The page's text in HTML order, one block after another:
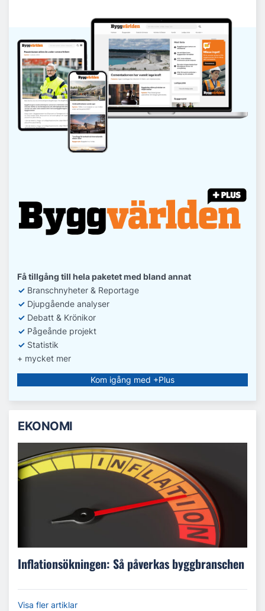
Få tillgång till hela paketet med bland annat
✓ Branschnyheter & Reportage
✓ Djupgående analyser
✓ Debatt & Krönikor
✓ Pågeånde projekt
✓ Statistik
+ mycket mer
Kom igång med +Plus
EKONOMI
Inflationsökningen: Så påverkas byggbranschen
Visa fler artiklar